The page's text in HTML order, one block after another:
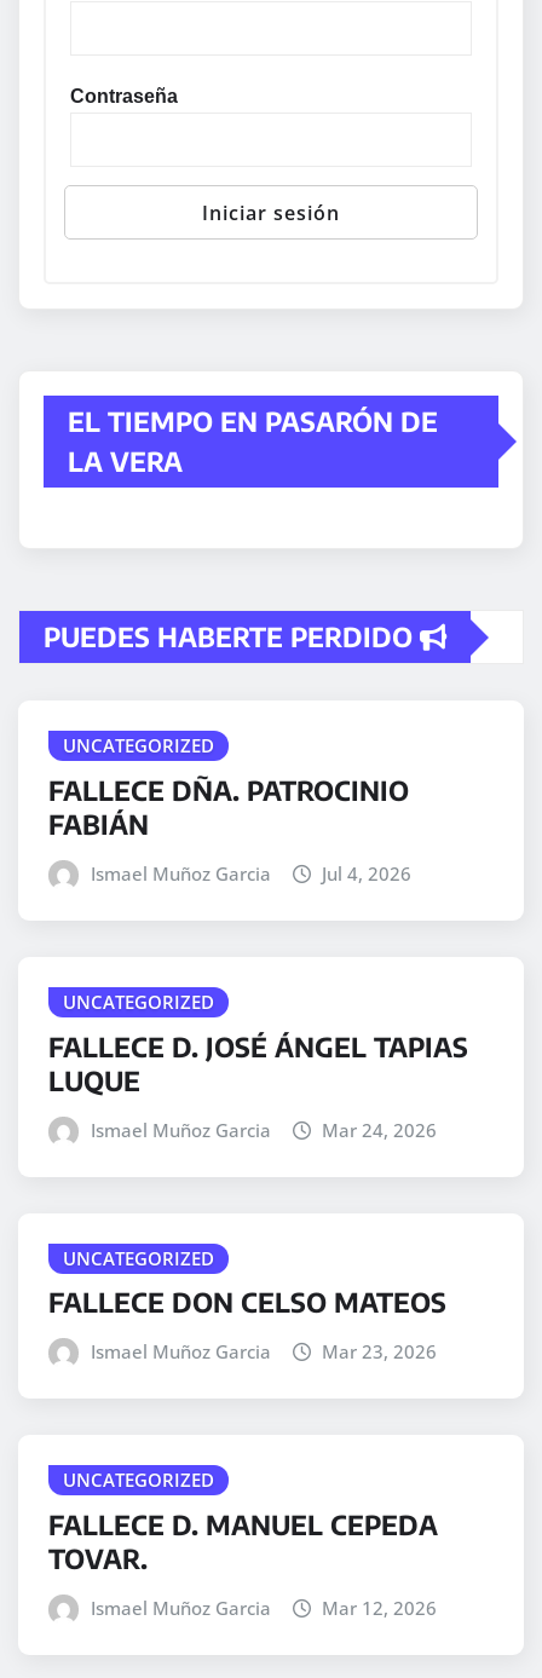
Contraseña
EL TIEMPO EN PASARÓN DE
LA VERA
PUEDES HABERTE PERDIDO
UNCATEGORIZED
FALLECE DÑA. PATROCINIO
FABIÁN
Ismael Muñoz Garcia Jul 4, 2026
UNCATEGORIZED
FALLECE D. JOSÉ ÁNGEL TAPIAS
LUQUE
Ismael Muñoz Garcia Mar 24, 2026
UNCATEGORIZED
FALLECE DON CELSO MATEOS
Ismael Muñoz Garcia Mar 23, 2026
UNCATEGORIZED
FALLECE D. MANUEL CEPEDA
TOVAR.
Ismael Muñoz Garcia Mar 12, 2026